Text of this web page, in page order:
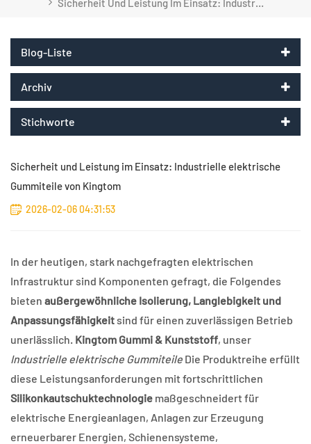
Blog-Liste
Archiv
Stichworte
Sicherheit und Leistung im Einsatz: Industrielle elektrische
Gummiteile von Kingtom
2026-02-06 04:31:53
In der heutigen, stark nachgefragten elektrischen
Infrastruktur sind Komponenten gefragt, die Folgendes
bieten außergewöhnliche Isolierung, Langlebigkeit und
Anpassungsfähigkeit sind für einen zuverlässigen Betrieb
unerlässlich. Kingtom Gummi & Kunststoff, unser
Industrielle elektrische Gummiteile Die Produktreihe erfüllt
diese Leistungsanforderungen mit fortschrittlichen
Silikonkautschuktechnologie maßgeschneidert für
elektrische Energieanlagen, Anlagen zur Erzeugung
erneuerbarer Energien, Schienensysteme,